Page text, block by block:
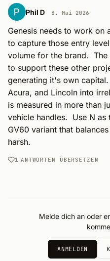
Phil D 8. Mai 2026
Genesis needs to work on
to capture those entry
volume for the brand.
to support these other
generating it's own
Acura, and Lincoln into
is measured in more than
vehicle handles.  Use N
GV60 variant that
harsh.
1 ANTWORTEN ÜBERSETZEN
Melde dich an oder
ANMELDEN